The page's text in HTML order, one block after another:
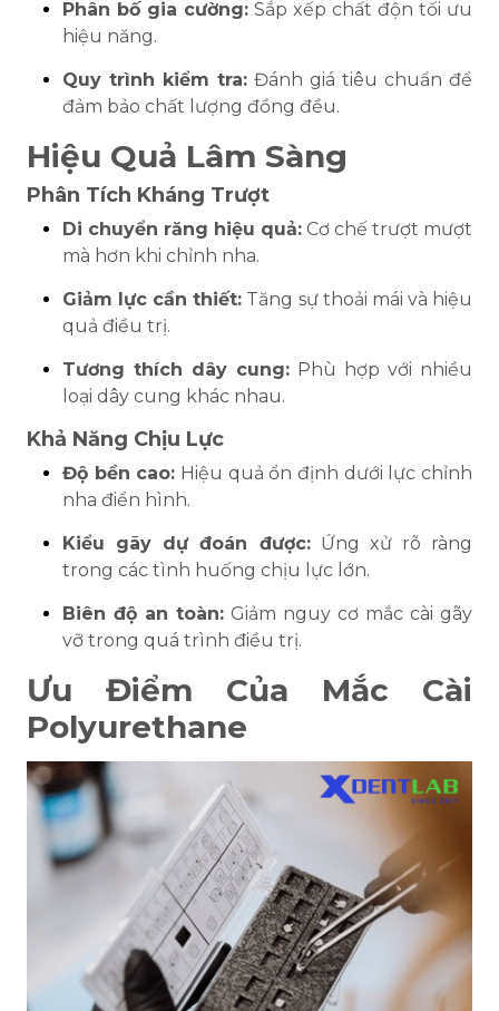
Phân bố gia cường: Sắp xếp chất độn tối ưu
hiệu năng.
Quy trình kiểm tra: Đánh giá tiêu chuẩn để
đảm bảo chất lượng đồng đều.
Hiệu Quả Lâm Sàng
Phân Tích Kháng Trượt
Di chuyển răng hiệu quả: Cơ chế trượt mượt
mà hơn khi chỉnh nha.
Giảm lực cần thiết: Tăng sự thoải mái và hiệu
quả điều trị.
Tương thích dây cung: Phù hợp với nhiều
loại dây cung khác nhau.
Khả Năng Chịu Lực
Độ bền cao: Hiệu quả ổn định dưới lực chỉnh
nha điển hình.
Kiểu gãy dự đoán được:Ứng xử rõ ràng
trong các tình huống chịu lực lớn.
Biên độ an toàn: Giảm nguy cơ mắc cài gãy
vỡ trong quá trình điều trị.
Ưu Điểm Của Mắc Cài
Polyurethane